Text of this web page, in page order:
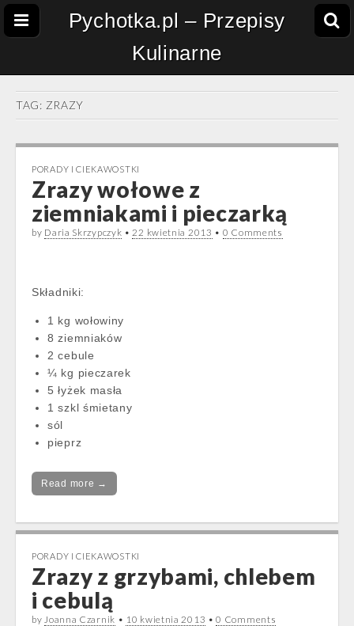
Pychotka.pl – Przepisy
Kulinarne
TAG: ZRAZY
PORADY I CIEKAWOSTKI
Zrazy wołowe z
ziemniakami i pieczarką
by Daria Skrzypczyk •22 kwietnia 2013 • 0 Comments
Składniki:
1 kg wołowiny
8 ziemniaków
2 cebule
¼ kg pieczarek
5 łyżek masła
1 szkl śmietany
sól
pieprz
Read more →
PORADY I CIEKAWOSTKI
Zrazy z grzybami, chlebem
i cebulą
byJoanna Czarnik • 10 kwietnia 2013 •0 Comments